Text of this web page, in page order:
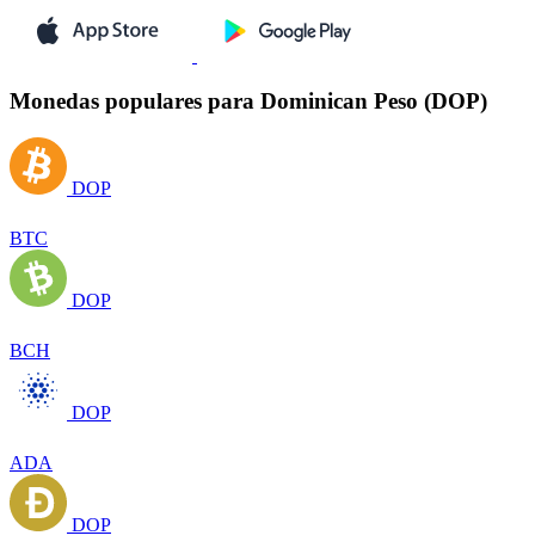
Monedas populares para Dominican Peso (DOP)
DOP
BTC
DOP
BCH
DOP
ADA
DOP